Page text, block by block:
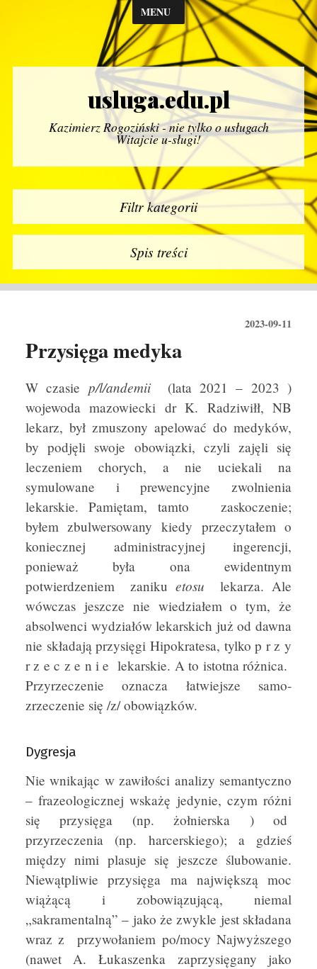
MENU
usluga.edu.pl
Kazimierz Rogoziński - nie tylko o usługach
Witajcie u-sługi!
Filtr kategorii
Spis treści
2023-09-11
Przysięga medyka
W czasie p/l/andemii(lata 2021 – 2023 )
wojewoda mazowiecki dr K. Radziwiłł, NB
lekarz, był zmuszony apelować do medyków,
by podjęli swoje obowiązki, czyli zajęli się
leczeniem chorych, a nie uciekali na
symulowane i prewencyjne zwolnienia
lekarskie. Pamiętam, tamto zaskoczenie;
byłem zbulwersowany kiedy przeczytałem o
koniecznej administracyjnej ingerencji,
ponieważ była ona ewidentnym
potwierdzeniem zaniku etosu lekarza. Ale
wówczas jeszcze nie wiedziałem o tym, że
absolwenci wydziałów lekarskich już od dawna
nie składają przysięgi Hipokratesa, tylko p r z y
r z e c z e n i e lekarskie. A to istotna różnica.
Przyrzeczenie oznacza łatwiejsze samo-
zrzeczenie się /z/ obowiązków.
Dygresja
Nie wnikając w zawiłości analizy semantyczno
– frazeologicznej wskażę jedynie, czym różni
się przysięga (np. żołnierska ) od
przyrzeczenia (np. harcerskiego); a gdzieś
między nimi plasuje się jeszcze ślubowanie.
Niewątpliwie przysięga ma największą moc
wiążącą i zobowiązującą, niemal
„sakramentalną” – jako że zwykle jest składana
wraz z przywołaniem po/mocy Najwyższego
(nawet A. Łukaszenka zaprzysięgany jako